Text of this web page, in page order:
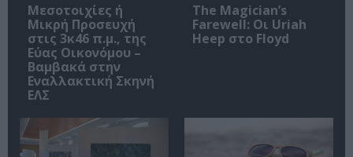
Μεσοτοιχίες ή
Μικρή Προσευχή
στις 3κ46 π.μ., της
Εύας Οικονόμου –
Βαμβακά στην
Εναλλακτική Σκηνή
ΕΛΣ
The Magician’s
Farewell: Οι Uriah
Heep στο Floyd